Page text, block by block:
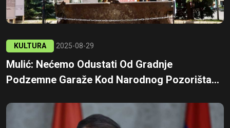
KULTURA 2025-08-29
Mulić: Nećemo Odustati Od Gradnje
Podzemne Garaže Kod Narodnog Pozorišta...